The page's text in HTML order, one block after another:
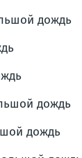
дождь
дождь
дождь